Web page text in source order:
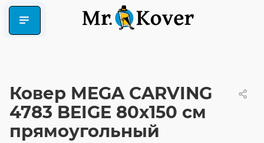
Ковер MEGA CARVING
4783 BEIGE 80x150 см
прямоугольный